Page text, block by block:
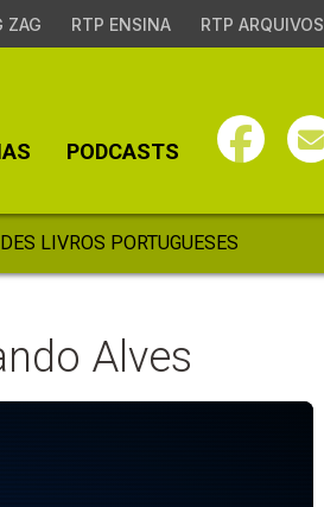
ZAG RTP ENSINA RTP ARQUIVOS
PODCASTS
LIVROS PORTUGUESES
Alves